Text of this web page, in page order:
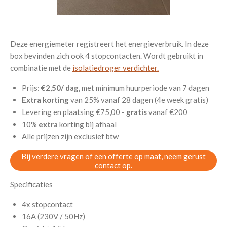
Deze energiemeter registreert het energieverbruik. In deze
box bevinden zich ook 4 stopcontacten. Wordt gebruikt in
combinatie met de isolatiedroger verdichter.
Prijs: €2,50/ dag,met minimum huurperiode van 7 dagen
Extra kortingvan 25% vanaf 28 dagen (4e week gratis)
Levering en plaatsing €75,00 - gratisvanaf €200
10% extra korting bij afhaal
Alle prijzen zijn exclusief btw
Bij verdere vragen of een offerte op maat, neem gerust
contact op.
Specificaties
4x stopcontact
16A (230V / 50Hz)